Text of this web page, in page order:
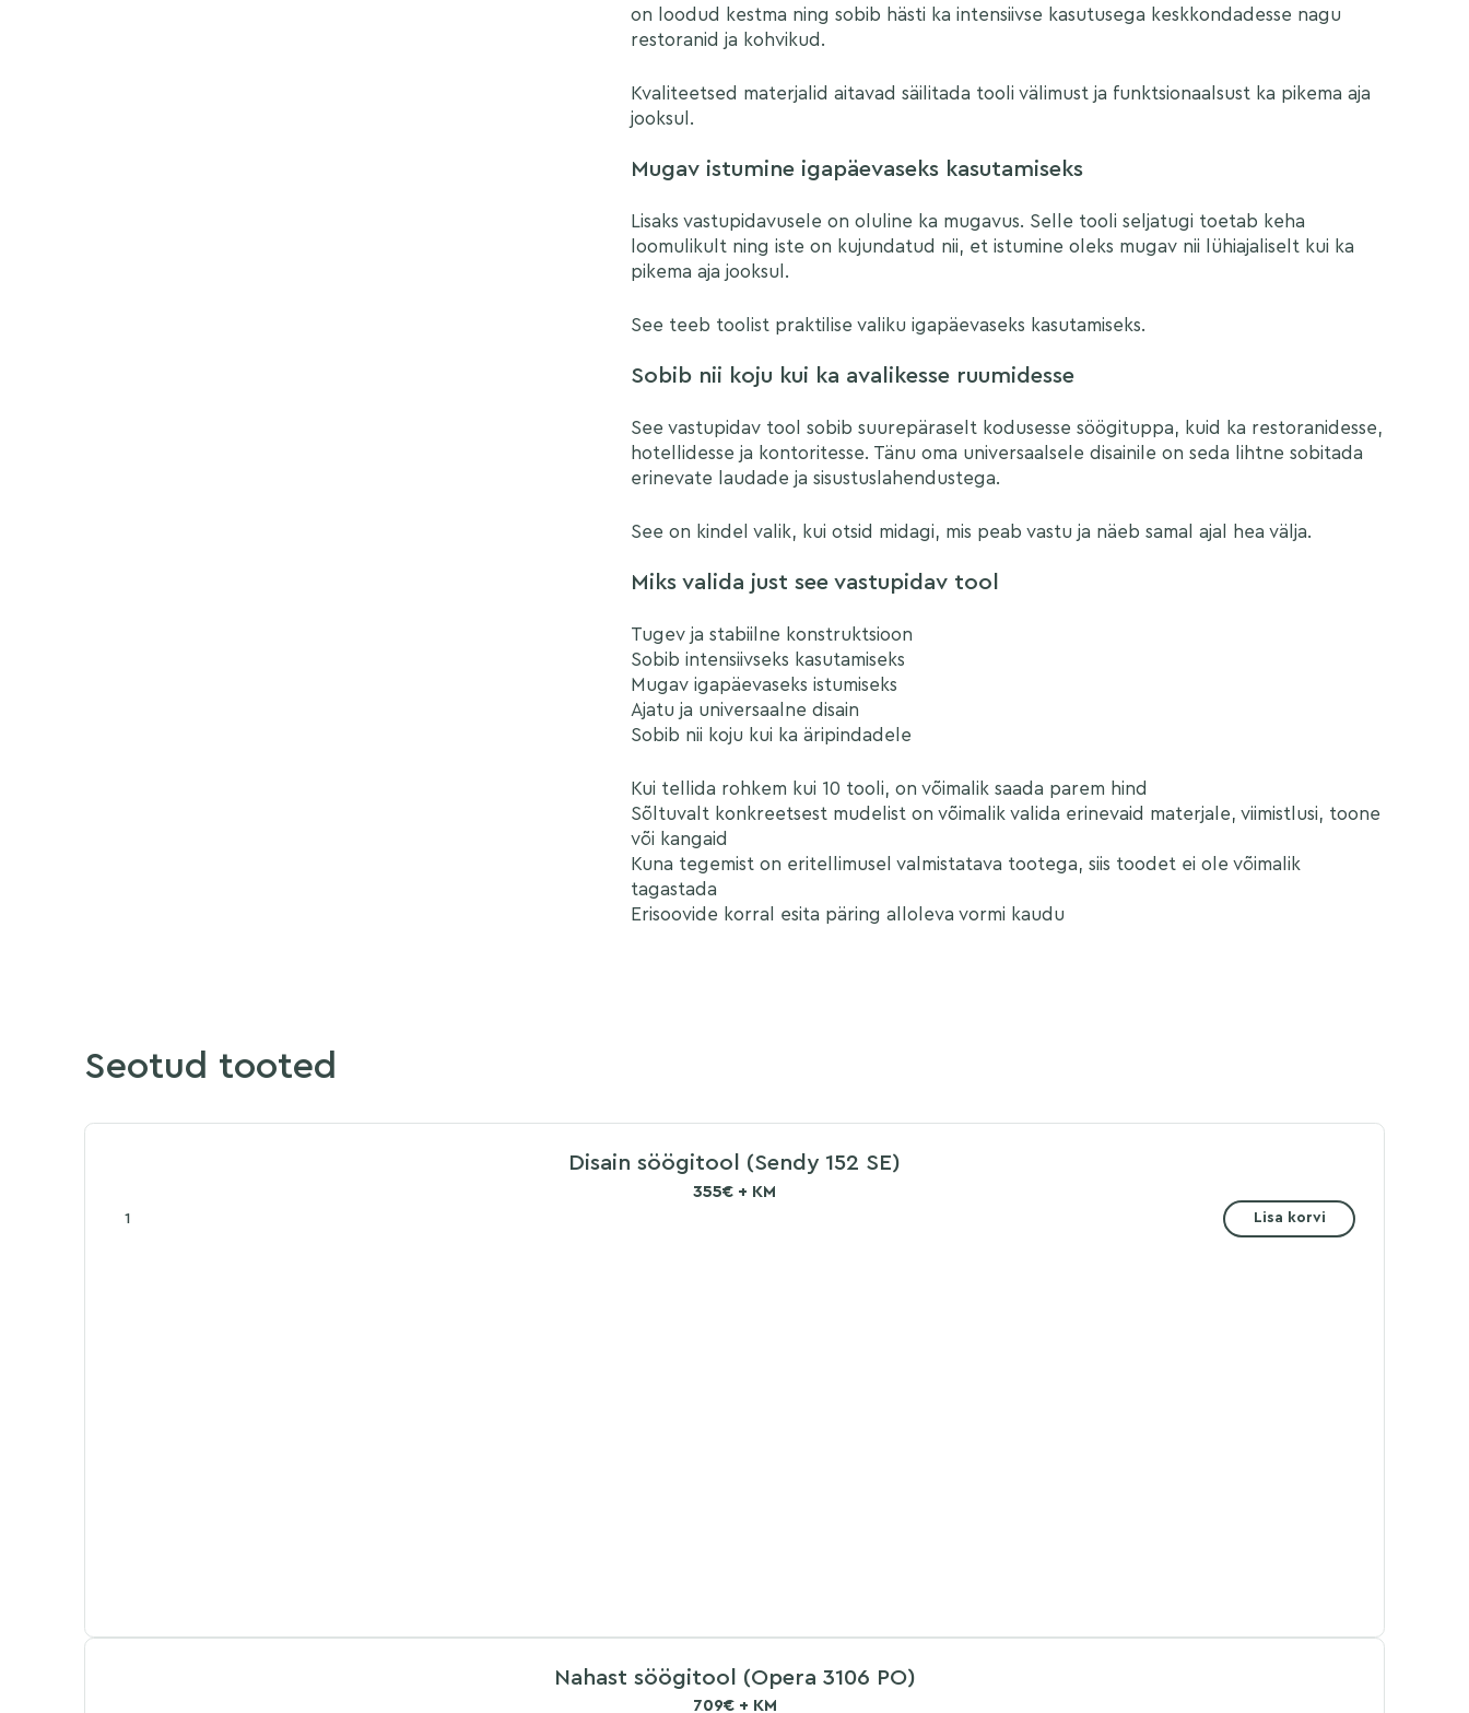
on loodud kestma ning sobib hästi ka intensiivse kasutusega keskkondadesse nagu
restoranid ja kohvikud.
Kvaliteetsed materjalid aitavad säilitada tooli välimust ja funktsionaalsust ka pikema aja
jooksul.
Mugav istumine igapäevaseks kasutamiseks
Lisaks vastupidavusele on oluline ka mugavus. Selle tooli seljatugi toetab keha
loomulikult ning iste on kujundatud nii, et istumine oleks mugav nii lühiajaliselt kui ka
pikema aja jooksul.
See teeb toolist praktilise valiku igapäevaseks kasutamiseks.
Sobib nii koju kui ka avalikesse ruumidesse
See vastupidav tool sobib suurepäraselt kodusesse söögituppa, kuid ka restoranidesse,
hotellidesse ja kontoritesse. Tänu oma universaalsele disainile on seda lihtne sobitada
erinevate laudade ja sisustuslahendustega.
See on kindel valik, kui otsid midagi, mis peab vastu ja näeb samal ajal hea välja.
Miks valida just see vastupidav tool
Tugev ja stabiilne konstruktsioon
Sobib intensiivseks kasutamiseks
Mugav igapäevaseks istumiseks
Ajatu ja universaalne disain
Sobib nii koju kui ka äripindadele
Kui tellida rohkem kui 10 tooli, on võimalik saada parem hind
Sõltuvalt konkreetsest mudelist on võimalik valida erinevaid materjale, viimistlusi, toone
või kangaid
Kuna tegemist on eritellimusel valmistatava tootega, siis toodet ei ole võimalik
tagastada
Erisoovide korral esita päring alloleva vormi kaudu
Seotud tooted
Disain söögitool (Sendy 152 SE)
355€ + KM
Lisa korvi
Nahast söögitool (Opera 3106 PO)
709€ + KM